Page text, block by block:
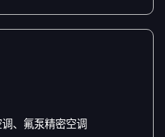
、氟泵精密空调